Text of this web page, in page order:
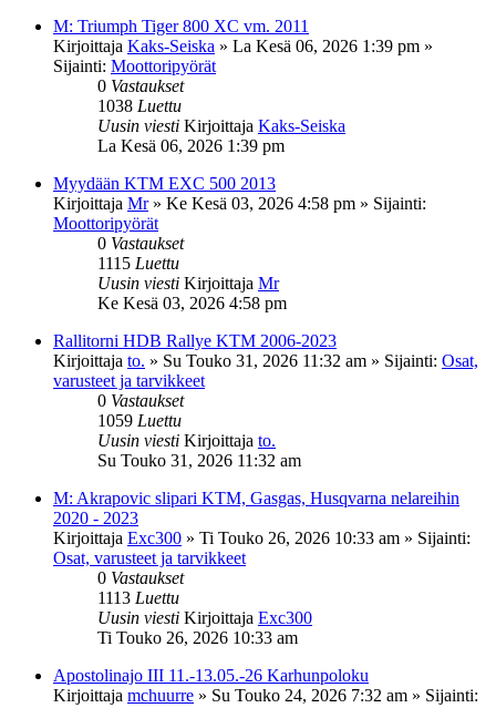
M: Triumph Tiger 800 XC vm. 2011
Kirjoittaja Kaks-Seiska » La Kesä 06, 2026 1:39 pm »
Sijainti: Moottoripyörät
0 Vastaukset
1038 Luettu
Uusin viesti Kirjoittaja Kaks-Seiska
La Kesä 06, 2026 1:39 pm
Myydään KTM EXC 500 2013
Kirjoittaja Mr» Ke Kesä 03, 2026 4:58 pm » Sijainti:
Moottoripyörät
0 Vastaukset
1115 Luettu
Uusin viesti Kirjoittaja Mr
Ke Kesä 03, 2026 4:58 pm
Rallitorni HDB Rallye KTM 2006-2023
Kirjoittaja to. » Su Touko 31, 2026 11:32 am » Sijainti: Osat,
varusteet ja tarvikkeet
0 Vastaukset
1059 Luettu
Uusin viesti Kirjoittaja to.
Su Touko 31, 2026 11:32 am
M: Akrapovic slipari KTM, Gasgas, Husqvarna nelareihin
2020 - 2023
Kirjoittaja Exc300 » Ti Touko 26, 2026 10:33 am » Sijainti:
Osat, varusteet ja tarvikkeet
0 Vastaukset
1113 Luettu
Uusin viesti Kirjoittaja Exc300
Ti Touko 26, 2026 10:33 am
Apostolinajo III 11.-13.05.-26 Karhunpoloku
Kirjoittaja mchuurre » Su Touko 24, 2026 7:32 am » Sijainti: